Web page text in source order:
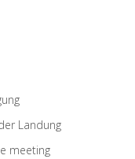
Landung
meeting